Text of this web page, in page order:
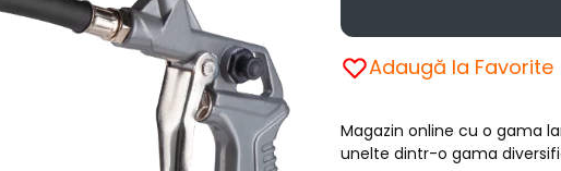
Adaugă la Favorite
Magazin online cu o gama
unelte dintr-o gama